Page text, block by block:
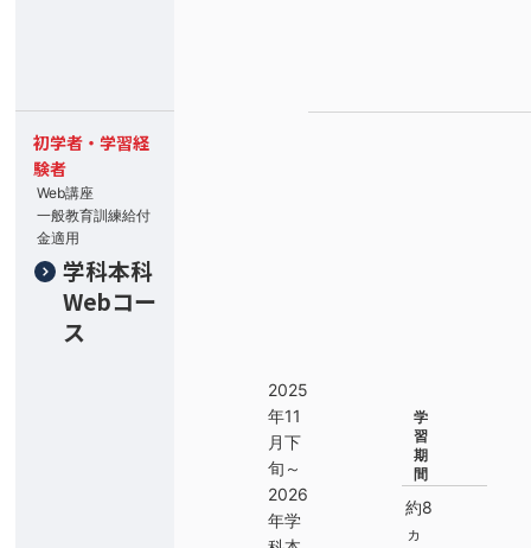
初学者・学習経
験者
Web講座
一般教育訓練給付
金適用
学科本科
Webコー
ス
2025
年11
月下
旬～
2026
年学
学
習
期
間
約8
ヵ